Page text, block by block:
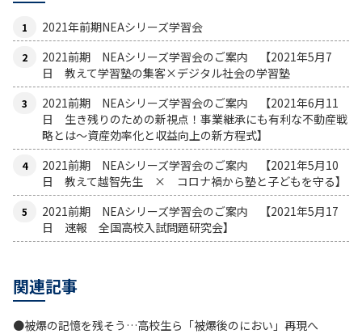
2021年前期NEAシリーズ学習会
2021前期 NEAシリーズ学習会のご案内 【2021年5月7
日 教えて学習塾の集客×デジタル社会の学習塾
2021前期 NEAシリーズ学習会のご案内 【2021年6月11
日 生き残りのための新視点！事業継承にも有利な不動産戦
略とは〜資産効率化と収益向上の新方程式】
2021前期 NEAシリーズ学習会のご案内 【2021年5月10
日 教えて越智先生 × コロナ禍から塾と子どもを守る】
2021前期 NEAシリーズ学習会のご案内 【2021年5月17
日 速報 全国高校入試問題研究会】
関連記事
●被爆の記憶を残そう…高校生ら「被爆後のにおい」再現へ